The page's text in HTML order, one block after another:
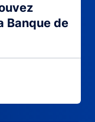
Banque de